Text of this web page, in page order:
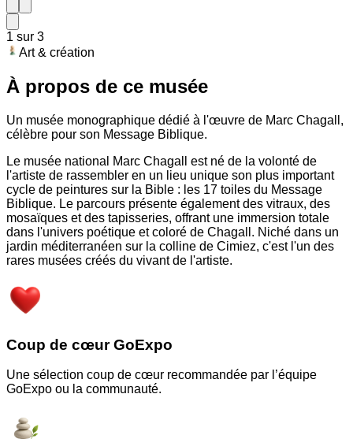
1 sur 3
Art & création
À propos de ce musée
Un musée monographique dédié à l'œuvre de Marc Chagall,
célèbre pour son Message Biblique.
Le musée national Marc Chagall est né de la volonté de
l'artiste de rassembler en un lieu unique son plus important
cycle de peintures sur la Bible : les 17 toiles du Message
Biblique. Le parcours présente également des vitraux, des
mosaïques et des tapisseries, offrant une immersion totale
dans l'univers poétique et coloré de Chagall. Niché dans un
jardin méditerranéen sur la colline de Cimiez, c'est l'un des
rares musées créés du vivant de l'artiste.
Coup de cœur GoExpo
Une sélection coup de cœur recommandée par l’équipe
GoExpo ou la communauté.